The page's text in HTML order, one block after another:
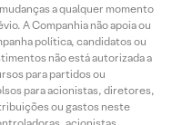
a qualquer momento
A Companhia não apoia ou
política, candidatos ou
não está autorizada a
para partidos ou
para acionistas, diretores,
ou gastos neste